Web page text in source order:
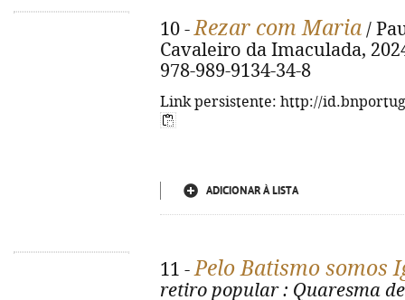
10 -Rezar com Maria /
Cavaleiro da Imaculada,
978-989-9134-34-8
Link persistente: http://
ADICIONAR À LISTA
11 -Pelo Batismo somos
retiro popular: Quaresma